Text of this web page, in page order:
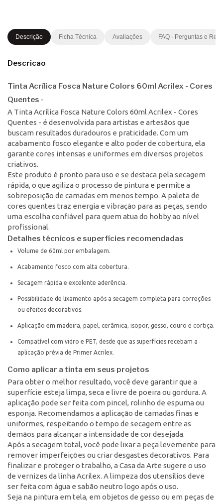
Descrição Ficha Técnica Avaliações FAQ - Perguntas e
Descricao
Tinta Acrílica Fosca Nature Colors 60ml Acrilex - Cores
Quentes -
A Tinta Acrílica Fosca Nature Colors 60ml Acrilex - Cores
Quentes - é desenvolvida para artistas e artesãos que
buscam resultados duradouros e praticidade. Com um
acabamento fosco elegante e alto poder de cobertura, ela
garante cores intensas e uniformes em diversos projetos
criativos.
Este produto é pronto para uso e se destaca pela secagem
rápida, o que agiliza o processo de pintura e permite a
sobreposição de camadas em menos tempo. A paleta de
cores quentes traz energia e vibração para as peças, sendo
uma escolha confiável para quem atua do hobby ao nível
profissional.
Detalhes técnicos e superfícies recomendadas
Volume de 60ml por embalagem.
Acabamento fosco com alta cobertura.
Secagem rápida e excelente aderência.
Possibilidade de lixamento após a secagem completa para correções
ou efeitos decorativos.
Aplicação em madeira, papel, cerâmica, isopor, gesso, couro e cortiça.
Compatível com vidro e PET, desde que as superfícies recebam a
aplicação prévia de Primer Acrilex.
Como aplicar a tinta em seus projetos
Para obter o melhor resultado, você deve garantir que a
superfície esteja limpa, seca e livre de poeira ou gordura. A
aplicação pode ser feita com pincel, rolinho de espuma ou
esponja. Recomendamos a aplicação de camadas finas e
uniformes, respeitando o tempo de secagem entre as
demãos para alcançar a intensidade de cor desejada.
Após a secagem total, você pode lixar a peça levemente para
remover imperfeições ou criar desgastes decorativos. Para
finalizar e proteger o trabalho, a Casa da Arte sugere o uso
de vernizes da linha Acrilex. A limpeza dos utensílios deve
ser feita com água e sabão neutro logo após o uso.
Seja na pintura em tela, em objetos de gesso ou em peças de